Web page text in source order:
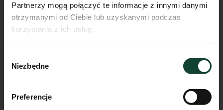
Partnerzy mogą połączyć te informacje z innymi danymi
otrzymanymi od Ciebie lub uzyskanymi podczas
korzystania z ich usług.
zgody
Niezbędne
Preferencje